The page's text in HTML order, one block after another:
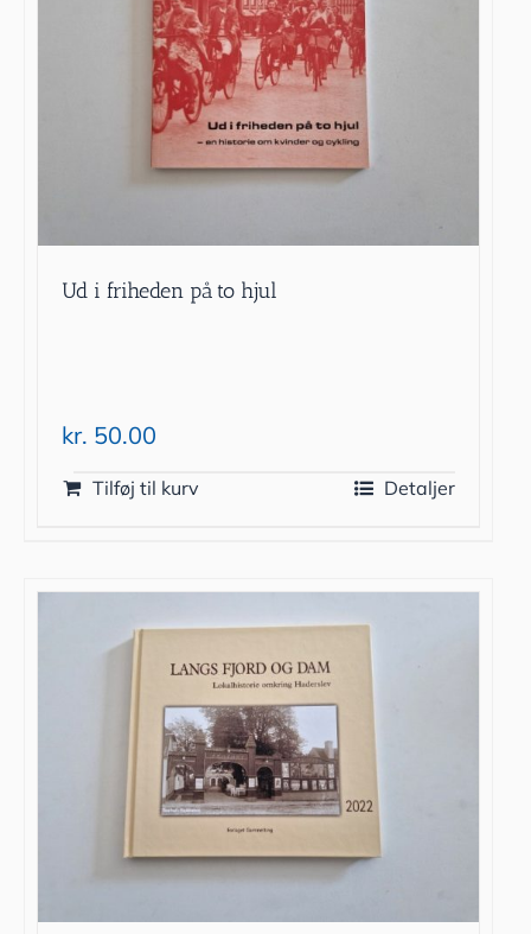
Ud i friheden på to hjul
kr. 50.00
Tilføj til kurv Detaljer